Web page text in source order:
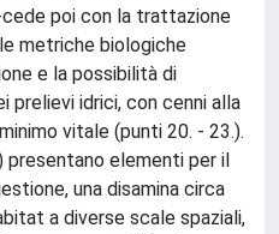
poi con la trattazione
metriche biologiche
e la possibilità di
idrici, con cenni alla
vitale (punti 20. - 23.).
presentano elementi per il
una disamina circa
a diverse scale spaziali,